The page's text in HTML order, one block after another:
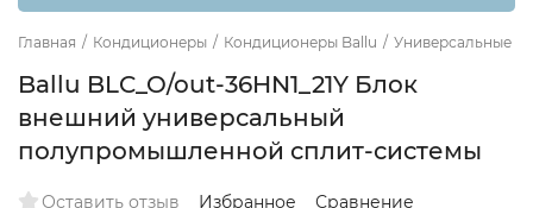
Главная / Кондиционеры / Кондиционеры Ballu / Универсальные
Ballu BLC_O/out-36HN1_21Y Блок
внешний универсальный
полупромышленной сплит-системы
Оставить отзыв Избранное Сравнение